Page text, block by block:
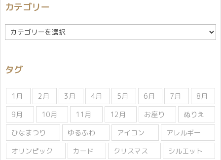
カテゴリー
カ
テ
ー
タグ
1月 2月 3月 4月 5月 6月 7月
8月
9月
10月 11月 12月 お座り
ぬりえ
ひなまつり
ゆるふわ アイコン
アレルギー
オリンピック
カード クリスマス
シルエット